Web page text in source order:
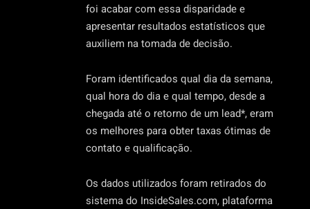
foi acabar com essa disparidade e
apresentar resultados estatísticos que
auxiliem na tomada de decisão.
Foram identificados qual dia da semana,
qual hora do dia e qual tempo, desde a
chegada até o retorno de um lead*, eram
os melhores para obter taxas ótimas de
contato e qualificação.
Os dados utilizados foram retirados do
sistema do InsideSales.com, plataforma